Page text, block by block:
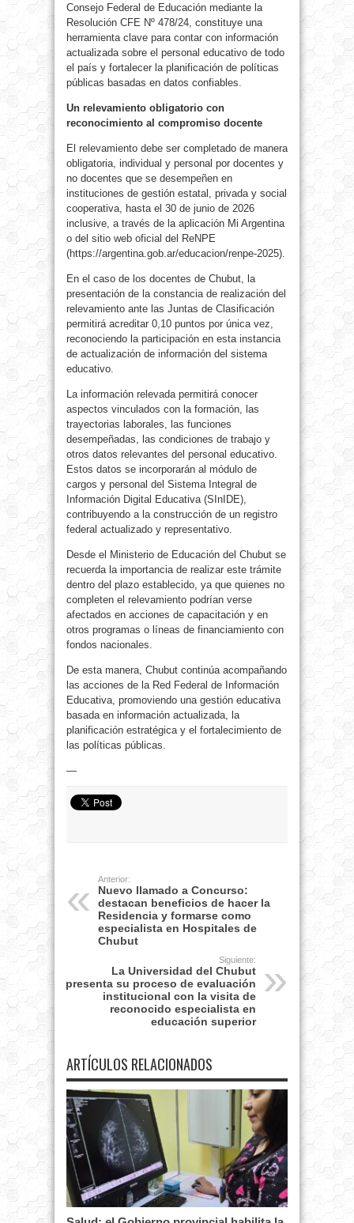
Consejo Federal de Educación mediante la
Resolución CFE Nº 478/24, constituye una
herramienta clave para contar con información
actualizada sobre el personal educativo de todo
el país y fortalecer la planificación de políticas
públicas basadas en datos confiables.
Un relevamiento obligatorio con
reconocimiento al compromiso docente
El relevamiento debe ser completado de manera
obligatoria, individual y personal por docentes y
no docentes que se desempeñen en
instituciones de gestión estatal, privada y social
cooperativa, hasta el 30 de junio de 2026
inclusive, a través de la aplicación Mi Argentina
o del sitio web oficial del ReNPE
(https://argentina.gob.ar/educacion/renpe-2025).
En el caso de los docentes de Chubut, la
presentación de la constancia de realización del
relevamiento ante las Juntas de Clasificación
permitirá acreditar 0,10 puntos por única vez,
reconociendo la participación en esta instancia
de actualización de información del sistema
educativo.
La información relevada permitirá conocer
aspectos vinculados con la formación, las
trayectorias laborales, las funciones
desempeñadas, las condiciones de trabajo y
otros datos relevantes del personal educativo.
Estos datos se incorporarán al módulo de
cargos y personal del Sistema Integral de
Información Digital Educativa (SInIDE),
contribuyendo a la construcción de un registro
federal actualizado y representativo.
Desde el Ministerio de Educación del Chubut se
recuerda la importancia de realizar este trámite
dentro del plazo establecido, ya que quienes no
completen el relevamiento podrían verse
afectados en acciones de capacitación y en
otros programas o líneas de financiamiento con
fondos nacionales.
De esta manera, Chubut continúa acompañando
las acciones de la Red Federal de Información
Educativa, promoviendo una gestión educativa
basada en información actualizada, la
planificación estratégica y el fortalecimiento de
las políticas públicas.
—
Anterior:
Nuevo llamado a Concurso:
destacan beneficios de hacer la
Residencia y formarse como
especialista en Hospitales de
Chubut
Siguiente:
La Universidad del Chubut
presenta su proceso de evaluación
institucional con la visita de
reconocido especialista en
educación superior
ARTÍCULOS RELACIONADOS